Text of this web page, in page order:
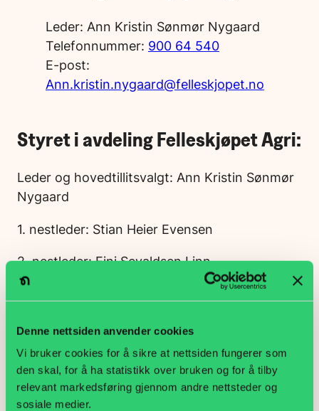
Denne nettsiden anvender cookies
Vi bruker cookies for å sikre at nettsiden fungerer som
den skal, for å ha statistikk over bruken og for å tilby
relevant markedsføring gjennom andre nettsteder og
sosiale medier.
Leder: Ann Kristin Sønmør Nygaard
Telefonnummer: 900 64 540
E-post:
Ann.kristin.nygaard@felleskjopet.no
Styret i avdeling Felleskjøpet Agri:
Leder og hovedtillitsvalgt: Ann Kristin Sønmør
Nygaard
1. nestleder: Stian Heier Evensen
2. nestleder: Eini Sevaldsen Linn
Kasserer: Ole Johnny Solberg
Styremedlem: Rune Brorson
Styremedlem: Reinert Nydahl